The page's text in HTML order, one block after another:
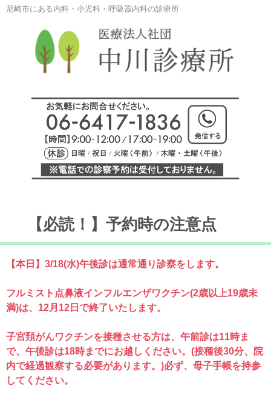
尼崎市にある内科・小児科・呼吸器内科の診療所
【必読！】予約時の注意点
【本日】3/18(水)午後診は通常通り診察をします。
フルミスト点鼻液インフルエンザワクチン(2歳以上19歳未
満)は、12月12日で終了いたします。
子宮頚がんワクチンを接種させる方は、午前診は11時ま
で、午後診は18時までにお越しください。(接種後30分、院
内で経過観察する必要があります。)必ず、母子手帳を持参
してください。